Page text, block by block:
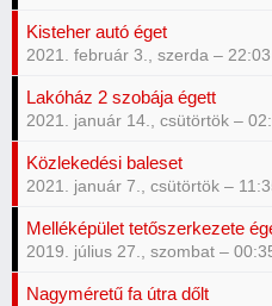
Kisteher autó éget
2021. február 3., szerda – 22:03
Lakóház 2 szobája égett
2021. január 14., csütörtök –
Közlekedési baleset
2021. január 7., csütörtök –
Melléképület tetőszerkezete
2019. július 27., szombat –
Nagyméretű fa útra dőlt